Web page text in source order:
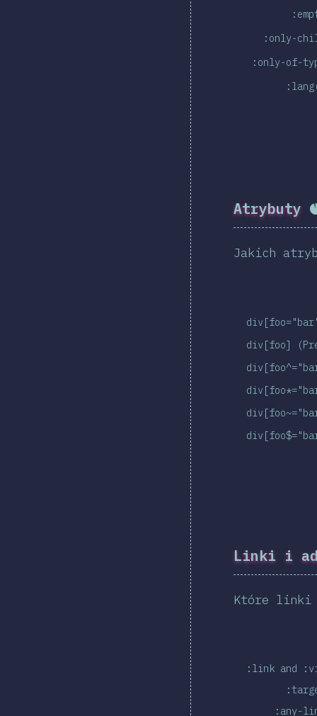
:only-of-
:only-
Atrybuty
Jakich
div[foo]
Linki i
Które linki i
:any-
:link and